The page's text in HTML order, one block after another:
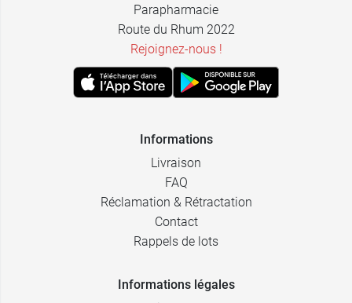
Parapharmacie
Route du Rhum 2022
Rejoignez-nous !
Informations
Livraison
FAQ
Réclamation & Rétractation
Contact
Rappels de lots
Informations légales